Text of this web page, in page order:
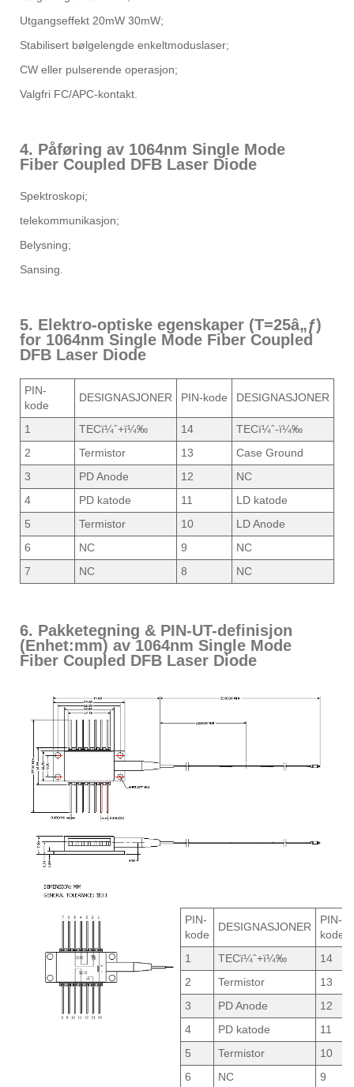
Utgangseffekt 20mW 30mW;
Stabilisert bølgelengde enkeltmoduslaser;
CW eller pulserende operasjon;
Valgfri FC/APC-kontakt.
4. Påføring av 1064nm Single Mode
Fiber Coupled DFB Laser Diode
Spektroskopi;
telekommunikasjon;
Belysning;
Sansing.
5. Elektro-optiske egenskaper (T=25â„ƒ)
for 1064nm Single Mode Fiber Coupled
DFB Laser Diode
PIN-
kode
DESIGNASJONER PIN-kode DESIGNASJONER
1 TECï¼ˆ+ï¼‰ 14
TECï¼ˆ-ï¼‰
2
Termistor 13
Case Ground
3
PD Anode 12
NC
4
PD katode 11
LD katode
5
Termistor 10
LD Anode
6
NC 9
NC
7
NC 8 NC
6. Pakketegning & PIN-UT-definisjon
(Enhet:mm) av 1064nm Single Mode
Fiber Coupled DFB Laser Diode
PIN-
kode
DESIGNASJONER
PIN-
kode
1 TECï¼ˆ+ï¼‰ 14
2
Termistor 13
3
PD Anode 12
4
PD katode 11
5
Termistor 10
6
NC 9